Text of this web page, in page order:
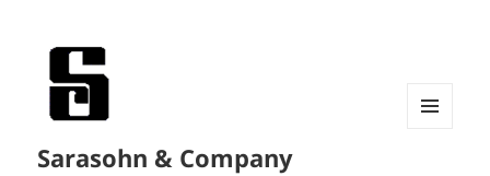
Sarasohn & Company